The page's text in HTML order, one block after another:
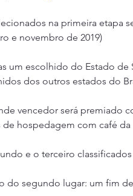
na primeira etapa
e novembro de 2019)
um escolhido do Estado de
dos outros estados do
vencedor será premiado
de hospedagem com café
e o terceiro
do segundo lugar: um fim